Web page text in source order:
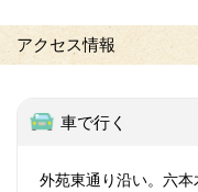
アクセス情報
車で行く
外苑東通り沿い。六本